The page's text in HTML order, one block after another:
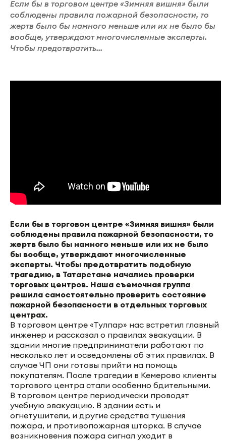
Если бы в торговом центре «Зимняя вишня» были
соблюдены правила пожарной безопасности, то
жертв было бы намного меньше или их не было бы
вообще, утверждают многочисленные эксперты.
Чтобы предотвратить...
Если бы в торговом центре «Зимняя вишня» были
соблюдены правила пожарной безопасности, то
жертв было бы намного меньше или их не было
бы вообще, утверждают многочисленные
эксперты. Чтобы предотвратить подобную
трагедию, в Татарстане начались проверки
торговых центров. Наша съемочная группа
решила самостоятельно проверить состояние
пожарной безопасности в отдельных торговых
центрах.
В торговом центре «Тулпар» нас встретил главный
инженер и рассказал о правилах эвакуации. В
здании многие предприниматели работают по
несколько лет и осведомлены об этих правилах. В
случае ЧП они готовы прийти на помощь
покупателям. После трагедии в Кемерово клиенты
торгового центра стали особенно бдительными.
В торговом центре периодически проводят
учебную эвакуацию. В здании есть и
огнетушители, и другие средства тушения
пожара, и противопожарная шторка. В случае
возникновения пожара сигнал уходит в